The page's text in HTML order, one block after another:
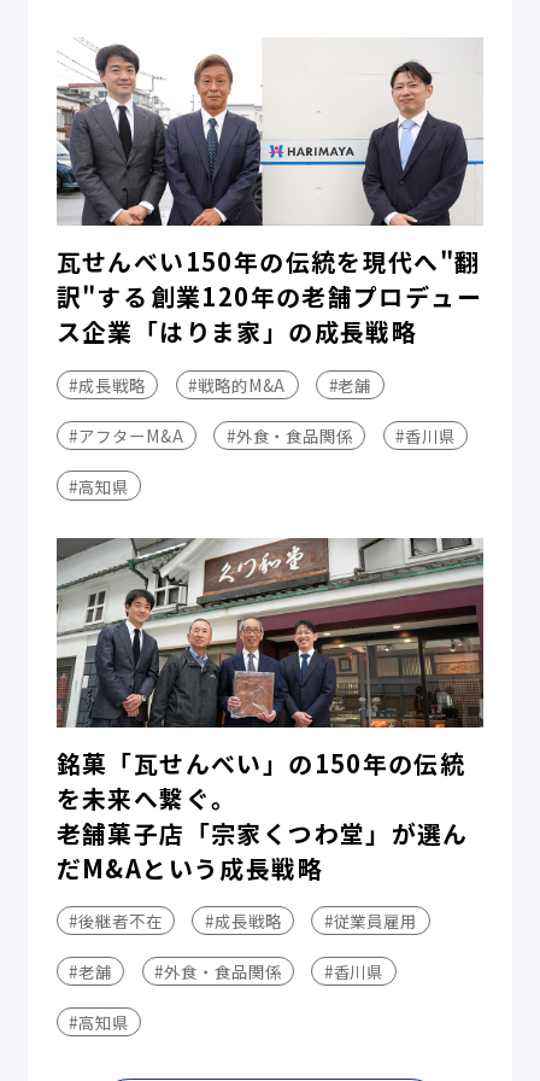
瓦せんべい150年の伝統を現代へ"翻
訳"する――創業120年の老舗プロデュー
ス企業「はりま家」の成長戦略
#成長戦略 #戦略的M&A #老舗
#アフターM&A #外食・食品関係 #香川県
#高知県
銘菓「瓦せんべい」の150年の伝統
を未来へ繋ぐ。
老舗菓子店「宗家くつわ堂」が選ん
だM&Aという成長戦略
#後継者不在 #成長戦略 #従業員雇用
#老舗 #外食・食品関係 #香川県
#高知県